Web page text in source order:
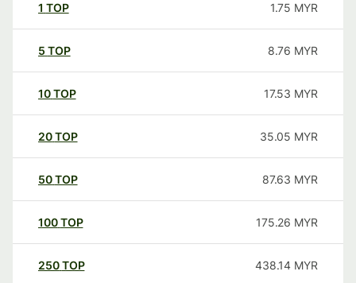
1 TOP 1.75 MYR
5 TOP 8.76 MYR
10TOP 17.53 MYR
20TOP 35.05 MYR
50TOP 87.63 MYR
100TOP 175.26 MYR
250TOP 438.14 MYR